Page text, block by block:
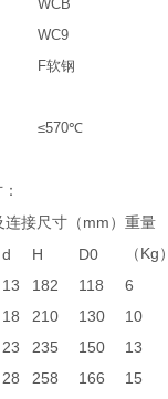
WCB
WC9
F软钢
≤570℃
连接尺寸（mm ） 重量
（Kg
d H D0
13 182 118
6
18 210 130
10
23 235 150
13
28 258 166
15